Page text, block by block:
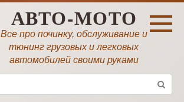
АВТО-МОТО
Все про починку, обслуживание и
тюнинг грузовых и легковых
автомобилей своими руками